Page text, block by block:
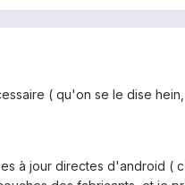
( qu'on se le dise
à jour directes d'android (